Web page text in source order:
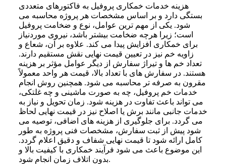
هزینه خدمات خمکاری پروفیل به فاکتورهای متعددی
بستگی دارد و بر اساس مشخصات هر پروژه محاسبه می‌
شود. یکی از مهم‌ ترین عوامل، نوع و ضخامت پروفیل
است؛ زیرا هرچه ضخامت بیشتر باشد، نیروی موردنیاز
برای خمکاری افزایش پیدا می‌ کند. علاوه بر آن، شعاع و
زاویه خم نیز در تعیین قیمت نهایی نقش مستقیم دارند.
تعداد خم‌ ها و تیراژ سفارش از دیگر عوامل مؤثر بر هزینه
هستند. در سفارش‌ های با تعداد بالا، قیمت هر واحد معمولاً
مقرون‌ به‌ صرفه‌ تر محاسبه می‌ شود. همچنین روش انجام
خدمات خم پروفیل، چه به‌ صورت ماشینی و چه غلتکی،
می‌ تواند باعث تفاوت در هزینه شود. زمان تحویل و نیاز به
خدمات جانبی مانند برش یا اصلاح نیز در قیمت نهایی لحاظ
می‌ گردد. برای جلوگیری از هزینه‌ های اضافی، توصیه می‌
شود پیش از ثبت سفارش، مشخصات فنی پروژه به‌ طور
کامل ارائه شود تا قیمت نهایی شفاف و دقیق اعلام گردد.
این موضوع باعث می‌ شود فرآیند خمکاری با کیفیت بالا و
بدون اتلاف زمان انجام شود.